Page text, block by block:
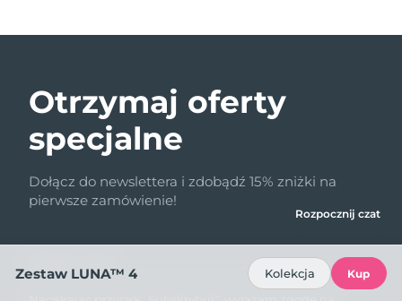
Otrzymaj oferty
specjalne
Dołącz do newslettera i zdobądź 15% zniżki na
pierwsze zamówienie!
Rozpocznij czat
Zestaw LUNA™ 4 Kolekcja Kup